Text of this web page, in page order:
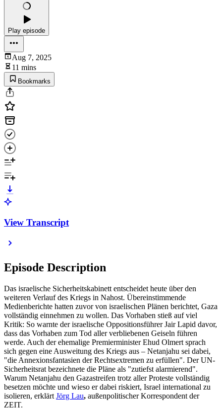
Play episode
Aug 7, 2025
11 mins
Bookmarks
View Transcript
Episode Description
Das israelische Sicherheitskabinett entscheidet heute über den
weiteren Verlauf des Kriegs in Nahost. Übereinstimmende
Medienberichte hatten zuvor von israelischen Plänen berichtet, Gaza
vollständig einnehmen zu wollen. Das Vorhaben stieß auf viel
Kritik: So warnte der israelische Oppositionsführer Jair Lapid davor,
dass das Vorhaben zum Tod aller verbliebenen Geiseln führen
werde. Auch der ehemalige Premierminister Ehud Olmert sprach
sich gegen eine Ausweitung des Kriegs aus – Netanjahu sei dabei,
"die Annexionsfantasien der Rechtsextremen zu erfüllen". Der UN-
Sicherheitsrat bezeichnete die Pläne als "zutiefst alarmierend".
Warum Netanjahu den Gazastreifen trotz aller Proteste vollständig
besetzen möchte und wieso er dabei riskiert, Israel international zu
isolieren, erklärt Jörg Lau, außenpolitischer Korrespondent der
ZEIT.